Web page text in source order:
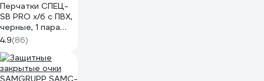
Перчатки СПЕЦ-
SB PRO х/б с ПВХ,
черные, 1 пара
3.1211.011
4.9(86)